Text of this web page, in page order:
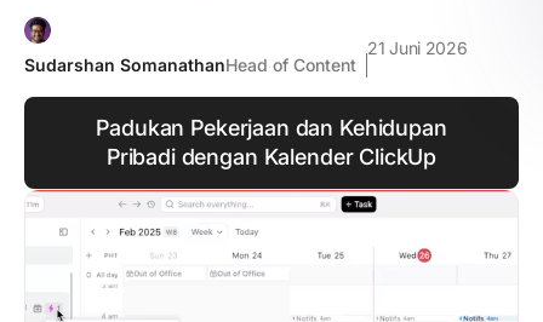
Sudarshan SomanathanHead of Content
21 Juni 2026
Padukan Pekerjaan dan Kehidupan
Pribadi dengan Kalender ClickUp